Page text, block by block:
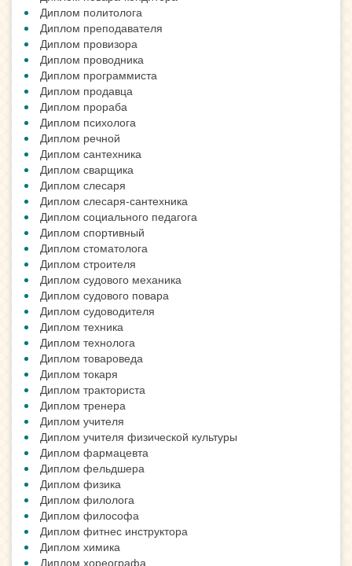
Диплом политолога
Диплом преподавателя
Диплом провизора
Диплом проводника
Диплом программиста
Диплом продавца
Диплом прораба
Диплом психолога
Диплом речной
Диплом сантехника
Диплом сварщика
Диплом слесаря
Диплом слесаря-сантехника
Диплом социального педагога
Диплом спортивный
Диплом стоматолога
Диплом строителя
Диплом судового механика
Диплом судового повара
Диплом судоводителя
Диплом техника
Диплом технолога
Диплом товароведа
Диплом токаря
Диплом тракториста
Диплом тренера
Диплом учителя
Диплом учителя физической культуры
Диплом фармацевта
Диплом фельдшера
Диплом физика
Диплом филолога
Диплом философа
Диплом фитнес инструктора
Диплом химика
Диплом хореографа